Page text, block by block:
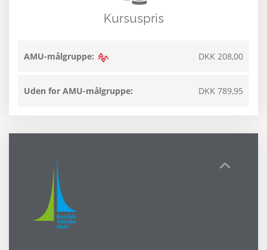
Kursuspris
AMU-målgruppe: DKK 208,00
Uden for AMU-målgruppe: DKK 789,95